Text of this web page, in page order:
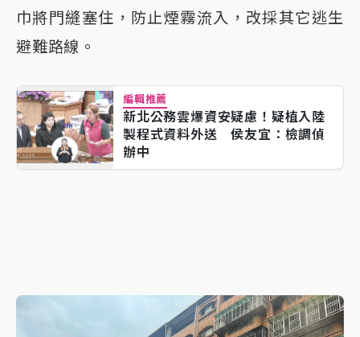
巾將門縫塞住，防止煙霧流入，改採其它逃生
避難路線。
編輯推薦
新北公務雲爆資安疑慮！疑植入陸
製程式資料外送 侯友宜：檢調偵
辦中